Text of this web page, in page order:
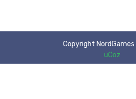
Copyright
uCoz